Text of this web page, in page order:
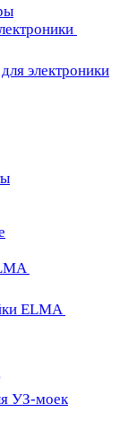
электроники
ELMA
УЗ-моек